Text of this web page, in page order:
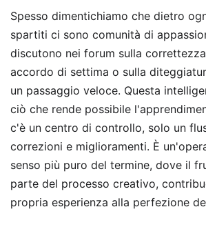
Spesso dimentichiamo che dietro
spartiti ci sono comunità di
discutono nei forum sulla
accordo di settima o sulla
un passaggio veloce. Questa
ciò che rende possibile
c'è un centro di controllo, solo un
correzioni e miglioramenti. È
senso più puro del termine, dove il
parte del processo creativo,
propria esperienza alla perfezione